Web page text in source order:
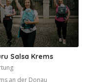
Salsa Krems
an der Donau